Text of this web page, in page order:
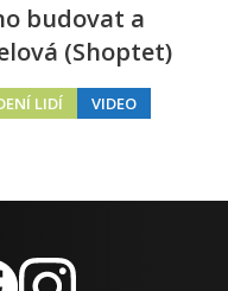
budovat a
(Shoptet)
LIDÍ VIDEO